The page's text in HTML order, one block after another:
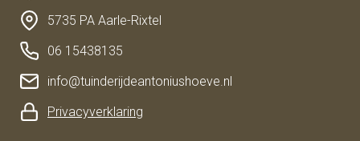
5735 PA Aarle-Rixtel
06 15438135
info@tuinderijdeantoniushoeve.nl
Privacyverklaring